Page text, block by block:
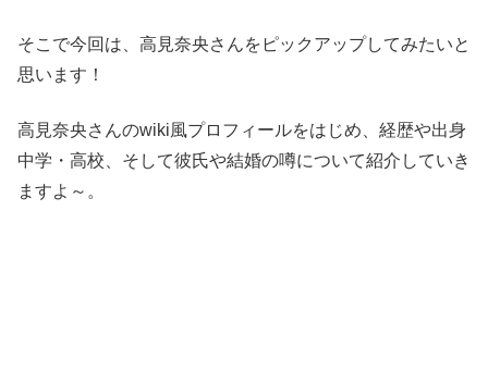
そこで今回は、高見奈央さんをピックアップしてみたいと
思います！
高見奈央さんのwiki風プロフィールをはじめ、経歴や出身
中学・高校、そして彼氏や結婚の噂について紹介していき
ますよ～。